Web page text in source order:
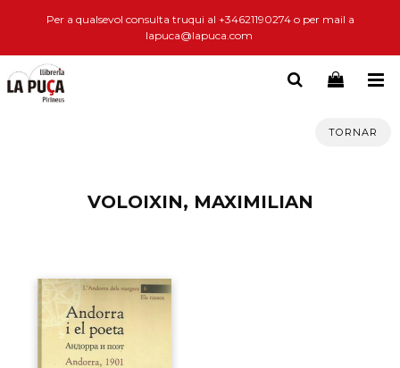
Per a qualsevol consulta truqui al +34621190274 o per mail a
lapuca@lapuca.com
TORNAR
VOLOIXIN, MAXIMILIAN